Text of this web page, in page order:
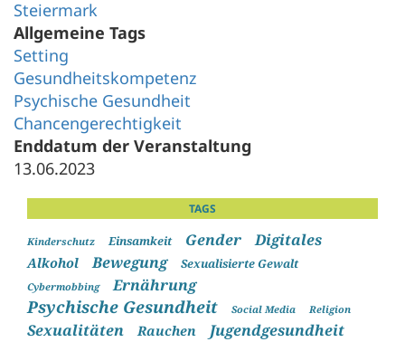
Steiermark
Allgemeine Tags
Setting
Gesundheitskompetenz
Psychische Gesundheit
Chancengerechtigkeit
Enddatum der Veranstaltung
13.06.2023
TAGS
Kinderschutz Einsamkeit Gender Digitales
Alkohol Bewegung Sexualisierte Gewalt
Cybermobbing Ernährung
Psychische Gesundheit Social Media Religion
Sexualitäten Rauchen
Jugendgesundheit